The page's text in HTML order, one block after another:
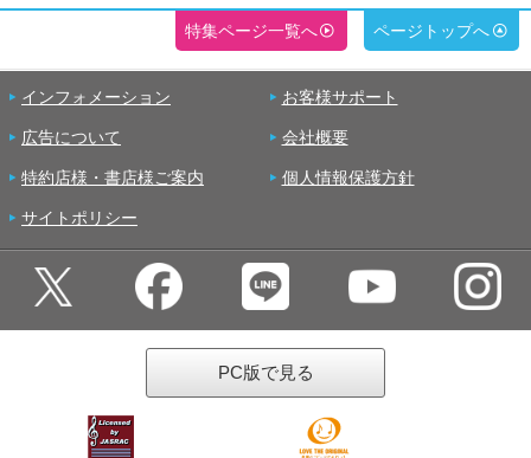
特集ページ一覧へ ページトップへ
インフォメーション お客様サポート
広告について 会社概要
特約店様・書店様ご案内 個人情報保護方針
サイトポリシー
PC版で見る